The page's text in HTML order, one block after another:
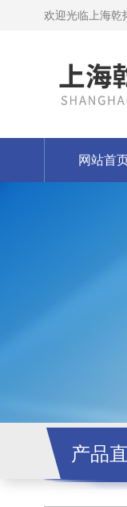
欢迎光临上海乾
网站首
产品